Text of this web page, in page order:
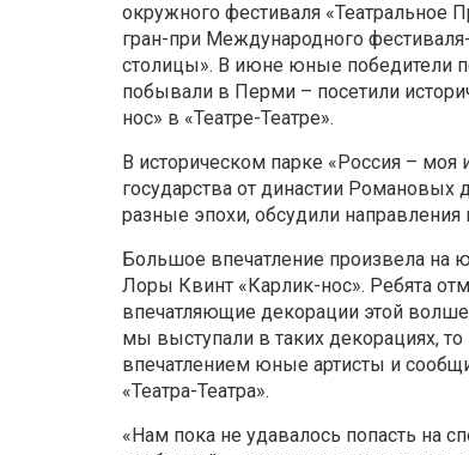
окружного фестиваля «Театральное
гран-при Международного
столицы». В июне юные победители
побывали в Перми – посетили
нос» в «Театре-Театре».
В историческом парке «Россия – моя
государства от династии
разные эпохи, обсудили направления
Большое впечатление произвела на
Лоры Квинт «Карлик-нос». Ребята
впечатляющие декорации этой
мы выступали в таких декорациях,
впечатлением юные артисты и
«Театра-Театра».
«Нам пока не удавалось попасть на